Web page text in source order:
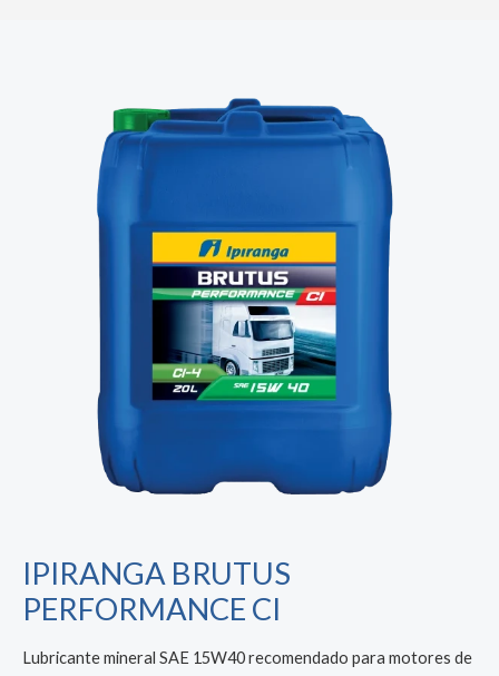
IPIRANGA BRUTUS
PERFORMANCE CI
Lubricante mineral SAE 15W40 recomendado para motores de